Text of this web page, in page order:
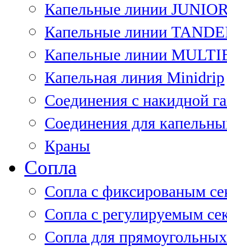
Капельные линии
Капельные линии
Капельные линии
Капельная линия Minidrip
Соединения с накидной
Соединения для
Краны
Сопла
Cопла с фиксированым
Сопла с регулируемым
Сопла для